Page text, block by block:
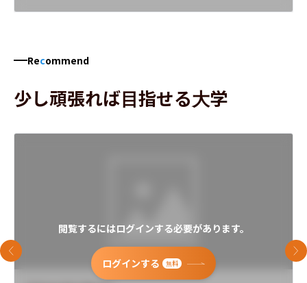
Recommend
少し頑張れば目指せる大学
閲覧するにはログインする必要があります。
ログインする 無料
前のスライド 次